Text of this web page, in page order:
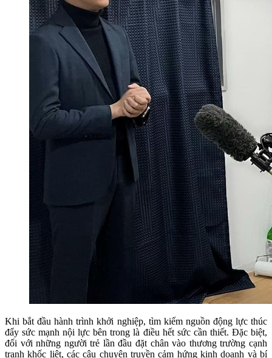
Khi bắt đầu hành trình khởi nghiệp, tìm kiếm nguồn động lực thúc
đẩy sức mạnh nội lực bên trong là điều hết sức cần thiết. Đặc biệt,
đối với những người trẻ lần đầu đặt chân vào thương trường cạnh
tranh khốc liệt, các câu chuyện truyền cảm hứng kinh doanh và bí